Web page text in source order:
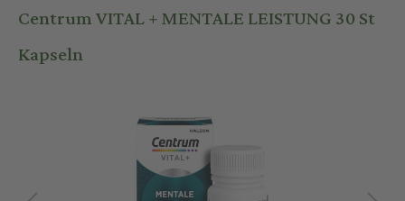
Centrum VITAL + MENTALE LEISTUNG 30 St
Kapseln